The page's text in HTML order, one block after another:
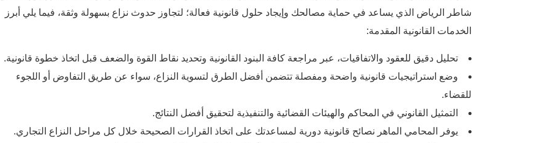
شاطر الرياض الذي يساعد في حماية مصالحك وإيجاد حلول قانونية فعالة؛ لتجاوز حدوث نزاع بسهولة وثقة، فيما يلي أبرز
الخدمات القانونية المقدمة:
تحليل دقيق للعقود والاتفاقيات، عبر مراجعة كافة البنود القانونية وتحديد نقاط القوة والضعف قبل اتخاذ خطوة قانونية.
وضع استراتيجيات قانونية واضحة ومفصلة تتضمن أفضل الطرق لتسوية النزاع، سواء عن طريق التفاوض أو اللجوء
للقضاء.
التمثيل القانوني في المحاكم والهيئات القضائية والتنفيذية لتحقيق أفضل النتائج.
يوفر المحامي الماهر نصائح قانونية دورية لمساعدتك على اتخاذ القرارات الصحيحة خلال كل مراحل النزاع التجاري.